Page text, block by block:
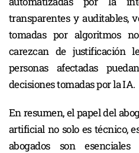
transparentes y auditables,
tomadas por algoritmos
carezcan de justificación
personas afectadas
decisiones tomadas por la IA.
En resumen, el papel del
artificial no solo es técnico,
abogados son